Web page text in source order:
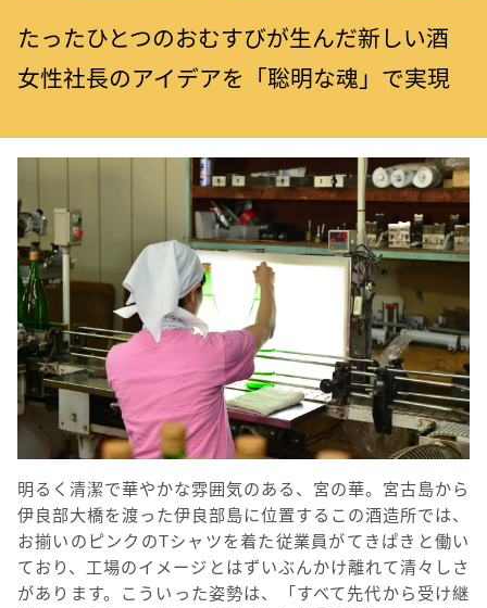
たったひとつのおむすびが生んだ新しい酒
女性社長のアイデアを「聡明な魂」で実現
明るく清潔で華やかな雰囲気のある、宮の華。宮古島から
伊良部大橋を渡った伊良部島に位置するこの酒造所では、
お揃いのピンクのTシャツを着た従業員がてきぱきと働い
ており、工場のイメージとはずいぶんかけ離れて清々しさ
があります。こういった姿勢は、「すべて先代から受け継